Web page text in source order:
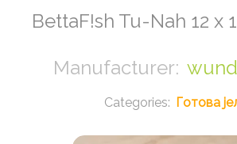
BettaF!sh Tu-Nah 12 x
Готова